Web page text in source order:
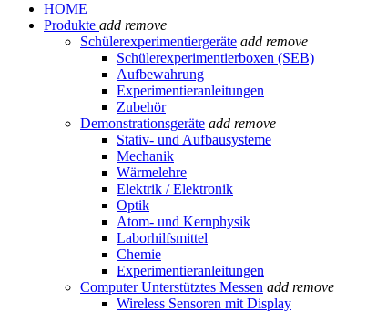
HOME
Produkte add remove
Schülerexperimentiergeräte add remove
Schülerexperimentierboxen (SEB)
Aufbewahrung
Experimentieranleitungen
Zubehör
Demonstrationsgeräte add remove
Stativ- und Aufbausysteme
Mechanik
Wärmelehre
Elektrik / Elektronik
Optik
Atom- und Kernphysik
Laborhilfsmittel
Chemie
Experimentieranleitungen
Computer Unterstütztes Messen add remove
Wireless Sensoren mit Display